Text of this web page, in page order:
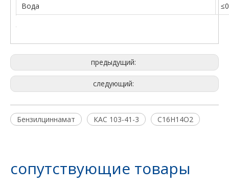
Вода
предыдущий:
следующий:
Бензилциннамат КАС 103-41-3 C16H14O2
сопутствующие товары